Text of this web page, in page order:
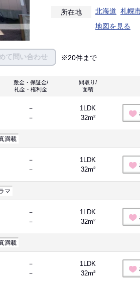
所在地 北海道 札幌
地図を見る
て問い合わせ ※20件まで
敷金・保証金/
礼金・権利金
間取り/
面積
－
－
1LDK
32m²
満載
－
－
1LDK
32m²
マ
－
－
1LDK
32m²
満載
－
－
1LDK
32m²